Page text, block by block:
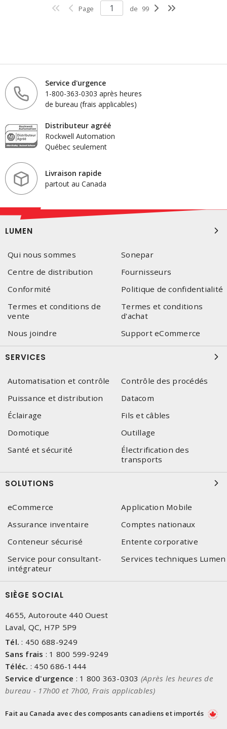
Page de 99
Service d'urgence
1-800-363-0303 après heures
de bureau (frais applicables)
Distributeur agréé
Rockwell Automation
Québec seulement
Livraison rapide
partout au Canada
LUMEN
Qui nous sommes
Sonepar
Centre de distribution
Fournisseurs
Conformité
Politique de confidentialité
Termes et conditions de
vente
Termes et conditions
d'achat
Nous joindre
Support eCommerce
SERVICES
Automatisation et contrôle
Contrôle des procédés
Puissance et distribution
Datacom
Éclairage
Fils et câbles
Domotique
Outillage
Santé et sécurité
Électrification des
transports
SOLUTIONS
eCommerce
Application Mobile
Assurance inventaire
Comptes nationaux
Conteneur sécurisé
Entente corporative
Service pour consultant-
intégrateur
Services techniques Lumen
SIÈGE SOCIAL
4655, Autoroute 440 Ouest
Laval, QC, H7P 5P9
Tél. : 450 688-9249
Sans frais : 1 800 599-9249
Téléc. : 450 686-1444
Service d'urgence : 1 800 363-0303 (Après les heures de
bureau - 17h00 et 7h00, Frais applicables)
Fait au Canada avec des composants canadiens et importés